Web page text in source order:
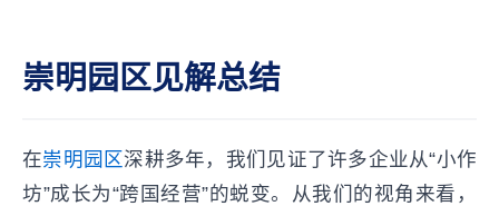
崇明园区见解总结
在崇明园区深耕多年，我们见证了许多企业从“小作
坊”成长为“跨国经营”的蜕变。从我们的视角来看，